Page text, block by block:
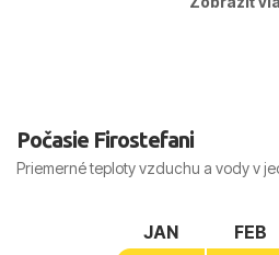
Počasie Firostefani
Priemerné teploty vzduchu a vody v
JAN
FEB